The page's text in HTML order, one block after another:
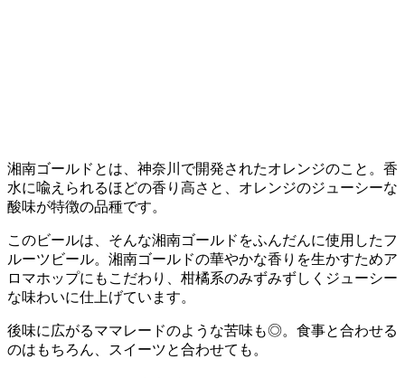
湘南ゴールドとは、神奈川で開発されたオレンジのこと。香
水に喩えられるほどの香り高さと、オレンジのジューシーな
酸味が特徴の品種です。
このビールは、そんな湘南ゴールドをふんだんに使用したフ
ルーツビール。湘南ゴールドの華やかな香りを生かすためア
ロマホップにもこだわり、柑橘系のみずみずしくジューシー
な味わいに仕上げています。
後味に広がるママレードのような苦味も◎。食事と合わせる
のはもちろん、スイーツと合わせても。